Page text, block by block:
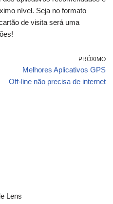
nível. Seja no formato
de visita será uma
PRÓXIMO
Melhores Aplicativos GPS
Off-line não precisa de internet
Lens